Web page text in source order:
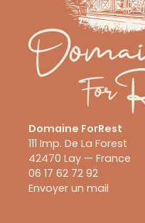
Domaine ForRest
111 Imp. De La Forest
42470 Lay — France
06 17 62 72 92
Envoyer un mail